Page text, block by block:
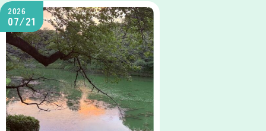
2026
07/21